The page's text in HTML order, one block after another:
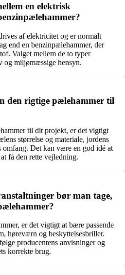
en elektrisk
af elektricitet og er normalt
end en benzinpælehammer, der
Valget mellem de to typer
og miljømæssige hensyn.
den rigtige pælehammer til
til dit projekt, er det vigtigt
størrelse og materiale, jordens
omfang. Det kan være en god idé at
få den rette vejledning.
bør man tage,
er det vigtigt at bære passende
høreværn og beskyttelsesbriller.
producentens anvisninger og
korrekte brug.